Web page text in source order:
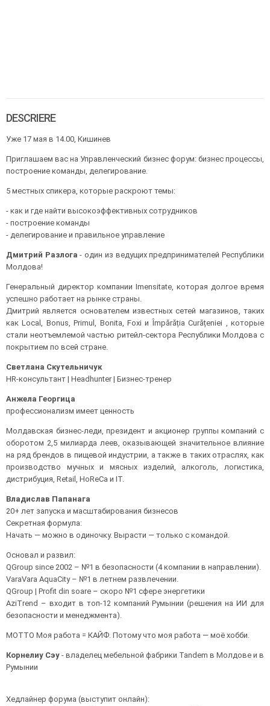
DESCRIERE
Уже 17 мая в 14.00, Кишинев
Приглашаем вас на Управленческий бизнес форум: бизнес процессы,
построение команды, делегирование.
5 местных спикера, которые раскроют темы:
- как и где найти высокоэффективных сотрудников
- построение команды
- делегирование и правильное управление
Дмитрий Разлога - один из ведущих предпринимателей Республики
Молдова!
Генеральный директор компании Imensitate, которая долгое время
успешно работает на рынке страны.
Дмитрий является основателем известных сетей магазинов, таких
как Local, Bonus, Primul, Bonita, Foxi и Împărăția Curățeniei , которые
стали неотъемлемой частью ритейл-сектора Республики Молдова с
покрытием по всей стране.
Светлана Скутельничук
HR-консультант | Headhunter | Бизнес-тренер
Анжела Георгица
профессионализм имеет ценность
Молдавская бизнес-леди, президент и акционер группы компаний с
оборотом 2,5 милиарда леев, оказывающей значительное влияние
на ряд брендов в пищевой индустрии, а также в таких отраслях, как
производство мучных и мясных изделий, алкоголь, логистика,
дистрибуция, Retail, HoReCa и IT.
Владислав Папанага
20+ лет запуска и масштабирования бизнесов
Секретная формула:
Начать — можно в одиночку. Вырасти — только с командой.
Основал и развил:
QGroup since 2002 – №1 в безопасности (4 компании в направлении).
VaraVara AquaCity – №1 в летнем развлечении.
QGroup | Profit din soare – скоро №1 сфере энергетики
AziTrend – входит в топ-12 компаний Румынии (решения на ИИ для
безопасности и менеджмента).
МОТТО Моя работа = КАЙФ. Потому что моя работа — моё хобби.
Корнелиу Сэу - владелец мебельной фабрики Tandem в Молдове и в
Румынии
Хедлайнер форума (выступит онлайн):